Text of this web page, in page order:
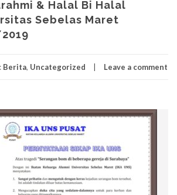
& Halal Bi Halal
Sebelas Maret
Berita, Uncategorized Leave a comment